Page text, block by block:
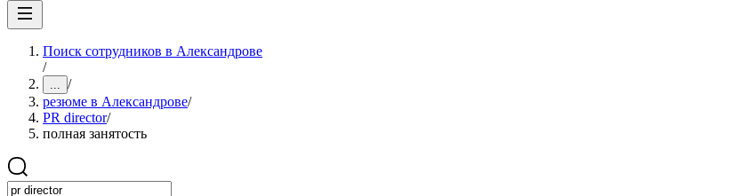
Поиск сотрудников в Александрове
/
... /
резюме в Александрове/
PR director/
полная занятость